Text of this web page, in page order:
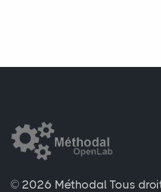
© 2026 Méthodal Tous